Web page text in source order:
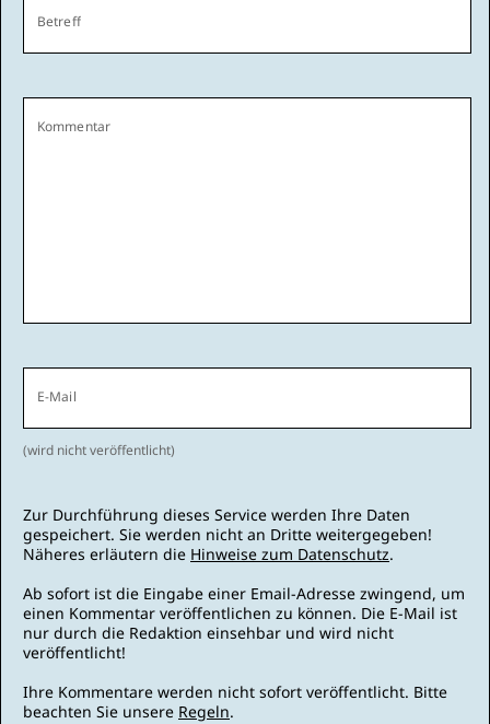
Betreff
Kommentar
E-Mail
(wird nicht veröffentlicht)
Zur Durchführung dieses Service werden Ihre Daten
gespeichert. Sie werden nicht an Dritte weitergegeben!
Näheres erläutern die Hinweise zum Datenschutz.
Ab sofort ist die Eingabe einer Email-Adresse zwingend, um
einen Kommentar veröffentlichen zu können. Die E-Mail ist
nur durch die Redaktion einsehbar und wird nicht
veröffentlicht!
Ihre Kommentare werden nicht sofort veröffentlicht. Bitte
beachten Sie unsere Regeln.